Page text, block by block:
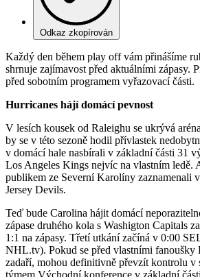
Odkaz zkopírován
Každý den během play off vám přinášíme
shrnuje zajímavost před aktuálními zápasy.
před sobotním programem vyřazovací části.
Hurricanes hájí domácí pevnost
V lesích kousek od Raleighu se ukrývá
by se v této sezoně hodil přívlastek
v domácí hale nasbírali v základní části 31
Los Angeles Kings nejvíc na vlastním ledě.
publikem ze Severní Karolíny zaznamenali
Jersey Devils.
Teď bude Carolina hájit domácí
zápase druhého kola s Washigton Capitals
1:1 na zápasy. Třetí utkání začíná v 0:00
NHL.tv). Pokud se před vlastními fanoušky
zadaří, mohou definitivně převzít kontrolu v
týmem Východní konference v základní části.